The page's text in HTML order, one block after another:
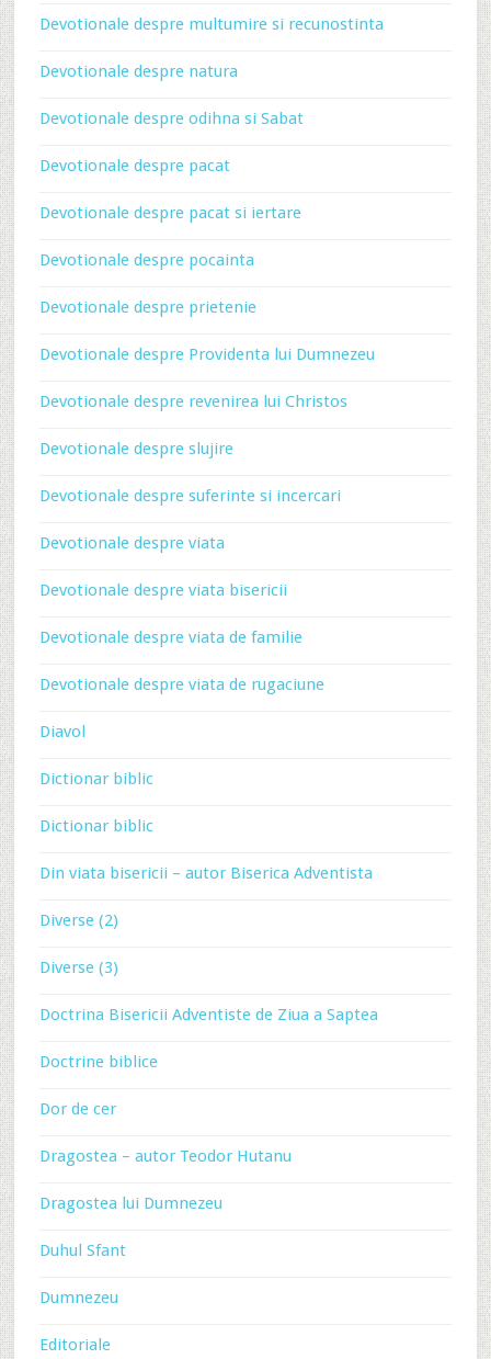
Devotionale despre multumire si recunostinta
Devotionale despre natura
Devotionale despre odihna si Sabat
Devotionale despre pacat
Devotionale despre pacat si iertare
Devotionale despre pocainta
Devotionale despre prietenie
Devotionale despre Providenta lui Dumnezeu
Devotionale despre revenirea lui Christos
Devotionale despre slujire
Devotionale despre suferinte si incercari
Devotionale despre viata
Devotionale despre viata bisericii
Devotionale despre viata de familie
Devotionale despre viata de rugaciune
Diavol
Dictionar biblic
Dictionar biblic
Din viata bisericii – autor Biserica Adventista
Diverse (2)
Diverse (3)
Doctrina Bisericii Adventiste de Ziua a Saptea
Doctrine biblice
Dor de cer
Dragostea – autor Teodor Hutanu
Dragostea lui Dumnezeu
Duhul Sfant
Dumnezeu
Editoriale